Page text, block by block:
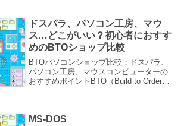
ます。ここでは、それぞれ...
ドスパラ、パソコン工房、マウ
ス…どこがいい？初心者におすす
めのBTOショップ比較
BTOパソコンショップ比較：ドスパラ、
パソコン工房、マウスコンピューターの
おすすめポイントBTO（Build to Order）
きな...
MS-DOS